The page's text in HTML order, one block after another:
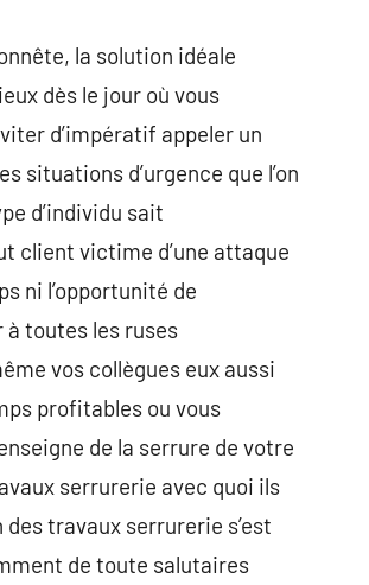
la solution idéale
dès le jour où vous
d’impératif appeler un
situations d’urgence que l’on
d’individu sait
client victime d’une attaque
ni l’opportunité de
toutes les ruses
vos collègues eux aussi
profitables ou vous
de la serrure de votre
serrurerie avec quoi ils
travaux serrurerie s’est
de toute salutaires